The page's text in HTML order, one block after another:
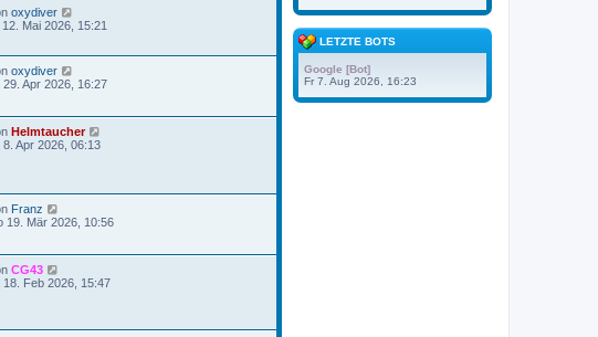
e
r
e
i
t
g
oxydiver
e
e
B
e
i
g
12. Mai 2026, 15:21
oxydiver
e
t
e
t
r
g
29. Apr 2026, 16:27
Helmtaucher
t
r
t
r
8. Apr 2026, 06:13
Franz
e
e
e
19. Mär 2026, 10:56
CG43
e
18. Feb 2026, 15:47
LETZTE BOTS
Google [Bot]
Fr 7. Aug 2026, 16:23